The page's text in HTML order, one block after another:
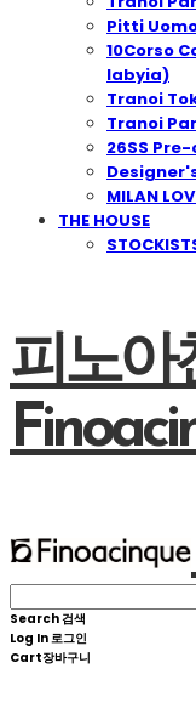
Pitti
10Corso
Iabyia)
Tranoi
Tranoi
26SS
MILAN
THE HOUSE
피노아
Search검색
Log In로그인
Cart장바구니